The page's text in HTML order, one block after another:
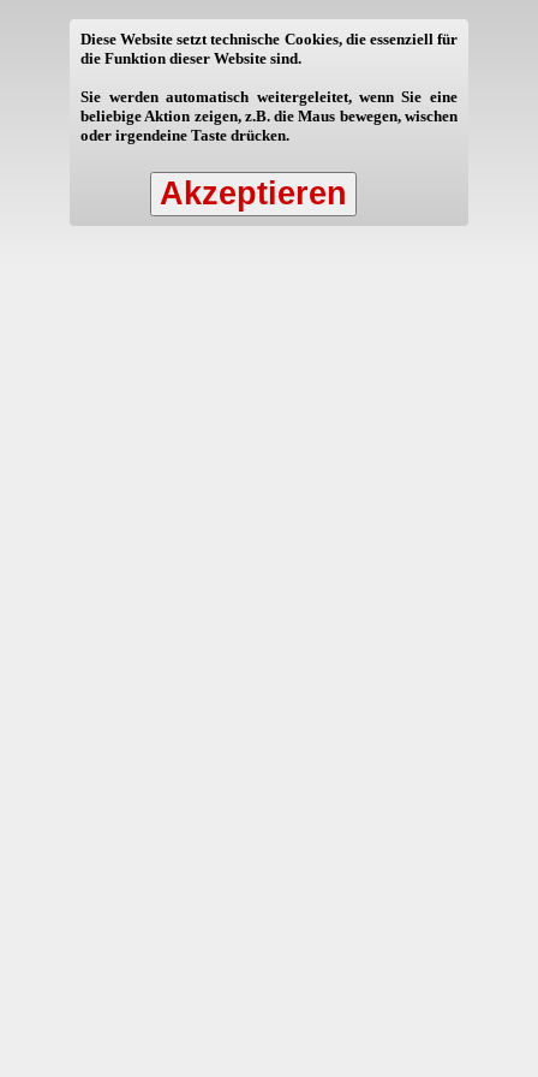
Diese Website setzt technische Cookies, die essenziell für
die Funktion dieser Website sind.
Sie werden automatisch weitergeleitet, wenn Sie eine
beliebige Aktion zeigen, z.B. die Maus bewegen, wischen
oder irgendeine Taste drücken.